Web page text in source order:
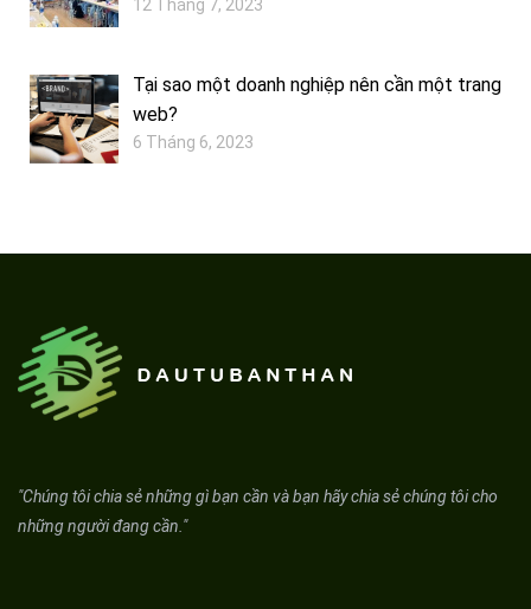
12 Tháng 7, 2023
Tại sao một doanh nghiệp nên cần một trang
web?
6 Tháng 6, 2023
"Chúng tôi chia sẻ những gì bạn cần và bạn hãy chia sẻ chúng tôi cho
những người đang cần."